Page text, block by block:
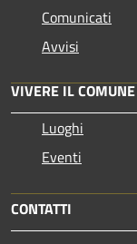
Comunicati
Avvisi
VIVERE IL COMUNE
Luoghi
Eventi
CONTATTI